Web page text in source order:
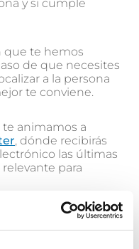
y si cumple
que te hemos
de que necesites
a la persona
te conviene.
animamos a
, dónde recibirás
las últimas
para
registrado no
para poder